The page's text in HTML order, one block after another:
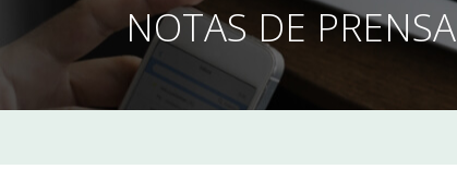
NOTAS DE PRENSA